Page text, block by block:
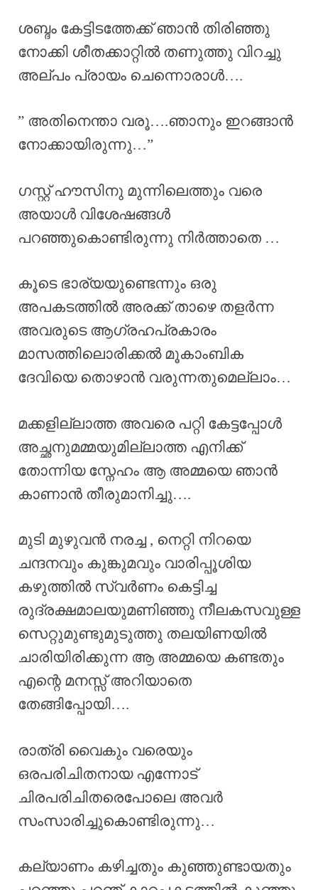
ശബ്ദം കേട്ടിടത്തേക്ക് ഞാൻ തിരിഞ്ഞു
നോക്കി ശീതക്കാറ്റിൽ തണുത്തു വിറച്ചു
അല്പം പ്രായം ചെന്നൊരാൾ….
” അതിനെന്താ വരൂ….ഞാനും ഇറങ്ങാൻ
നോക്കായിരുന്നു…”
ഗസ്റ്റ് ഹൗസിനു മുന്നിലെത്തും വരെ
അയാൾ വിശേഷങ്ങൾ
പറഞ്ഞുകൊണ്ടിരുന്നു നിർത്താതെ …
കൂടെ ഭാര്യയുണ്ടെന്നും ഒരു
അപകടത്തിൽ അരക്ക് താഴെ തളർന്ന
അവരുടെ ആഗ്രഹപ്രകാരം
മാസത്തിലൊരിക്കൽ മൂകാംബിക
ദേവിയെ തൊഴാൻ വരുന്നതുമെല്ലാം…
മക്കളില്ലാത്ത അവരെ പറ്റി കേട്ടപ്പോൾ
അച്ഛനുമമ്മയുമില്ലാത്ത എനിക്ക്
തോന്നിയ സ്നേഹം ആ അമ്മയെ ഞാൻ
കാണാൻ തീരുമാനിച്ചു….
മുടി മുഴുവൻ നരച്ച , നെറ്റി നിറയെ
ചന്ദനവും കുങ്കുമവും വാരിപ്പൂശിയ
കഴുത്തിൽ സ്വർണം കെട്ടിച്ച
രുദ്രക്ഷമാലയുമണിഞ്ഞു നീലകസവുള്ള
സെറ്റുമുണ്ടുമുടുത്തു തലയിണയിൽ
ചാരിയിരിക്കുന്ന ആ അമ്മയെ കണ്ടതും
എന്റെ മനസ്സ്‌ അറിയാതെ
തേങ്ങിപ്പോയി….
രാത്രി വൈകും വരെയും
ഒരപരിചിതനായ എന്നോട്
ചിരപരിചിതരെപോലെ അവർ
സംസാരിച്ചുകൊണ്ടിരുന്നു…
കല്യാണം കഴിച്ചതും കുഞ്ഞുണ്ടായതും